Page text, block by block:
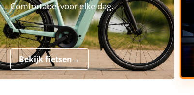
Comfortabel voor elke dag.
Bekijk fietsen→